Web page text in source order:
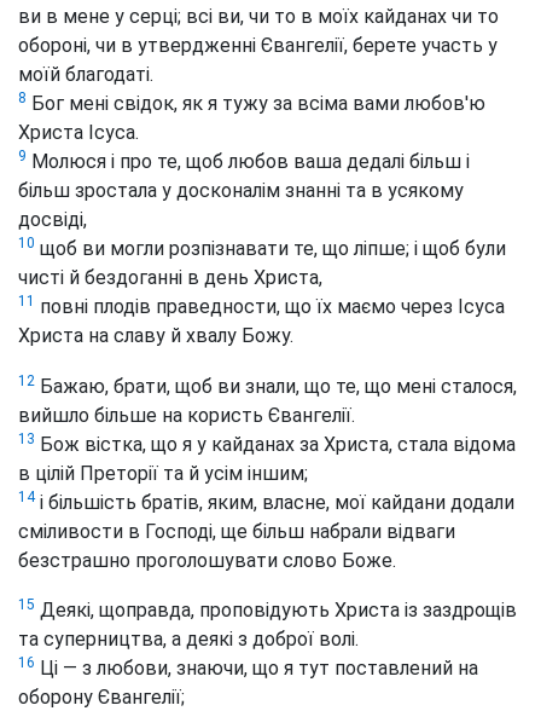
ви в мене у серці; всі ви, чи то в моїх кайданах чи то
обороні, чи в утвердженні Євангелії, берете участь у
моїй благодаті.
8 Бог мені свідок, як я тужу за всіма вами любов'ю
Христа Ісуса.
9 Молюся і про те, щоб любов ваша дедалі більш і
більш зростала у досконалім знанні та в усякому
досвіді,
10 щоб ви могли розпізнавати те, що ліпше; і щоб були
чисті й бездоганні в день Христа,
11 повні плодів праведности, що їх маємо через Ісуса
Христа на славу й хвалу Божу.
12 Бажаю, брати, щоб ви знали, що те, що мені сталося,
вийшло більше на користь Євангелії.
13 Бож вістка, що я у кайданах за Христа, стала відома
в цілій Преторії та й усім іншим;
14і більшість братів, яким, власне, мої кайдани додали
сміливости в Господі, ще більш набрали відваги
безстрашно проголошувати слово Боже.
15 Деякі, щоправда, проповідують Христа із заздрощів
та суперництва, а деякі з доброї волі.
16 Ці — з любови, знаючи, що я тут поставлений на
оборону Євангелії;